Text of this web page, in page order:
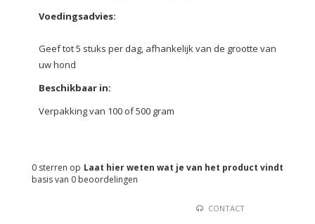
Voedingsadvies:
Geef tot 5 stuks per dag, afhankelijk van de grootte van
uw hond
Beschikbaar in:
Verpakking van 100 of 500 gram
Laat hier weten wat je van het product vindt
0 sterren op
basis van 0 beoordelingen
CONTACT